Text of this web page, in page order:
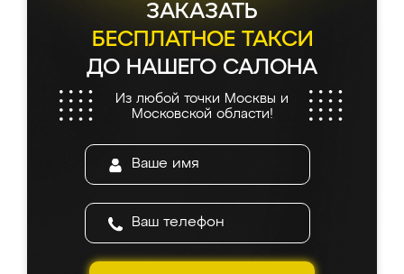
ЗАКАЗАТЬ
БЕСПЛАТНОЕ ТАКСИ
ДО НАШЕГО САЛОНА
Из любой точки Москвы и
Московской области!